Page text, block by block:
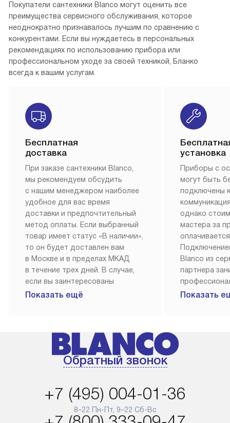
Покупатели сантехники Blanco могут оценить все
преимущества сервисного обслуживания, которое
неоднократно признавалось лучшим по сравнению с
конкурентами. Если вы нуждаетесь в персональных
рекомендациях по использованию прибора или
профессиональном уходе за своей техникой, Бланко
всегда к вашим услугам.
Бесплатная
доставка
При заказе сантехники Blanco,
мы рекомендуем обсудить
с нашим менеджером наиболее
удобное для вас время
доставки и предпочтительный
метод оплаты. Если выбранный
товар имеет статус «В наличии»,
то он будет доставлен вам
в Москве и в пределах МКАД
в течение трех дней. В случае,
если вы заинтересованы
в товаре, который доступен
менеджером на сайте. Товары
с особым лейблом
доставляются бесплатно
аксессуаров не предусмотрена.
Для доставки в другие регионы
Показать ещё
установка
Приборы с
могут быть
подключены
однако
мастера за
Blanco из
партнера
Наш сервис
возможные
Показать
Обратный звонок
+7 (495) 004-01-36
8–22 Пн-Пт, 9–22 Сб-Вс